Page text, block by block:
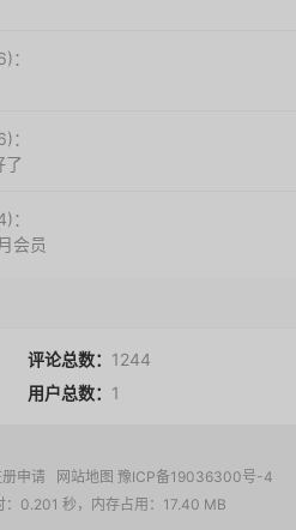
了
会员
评论总数： 1244
用户总数： 1
册申请 网站地图 豫ICP备19036300号-4
：0.201 秒，内存占用：17.40 MB